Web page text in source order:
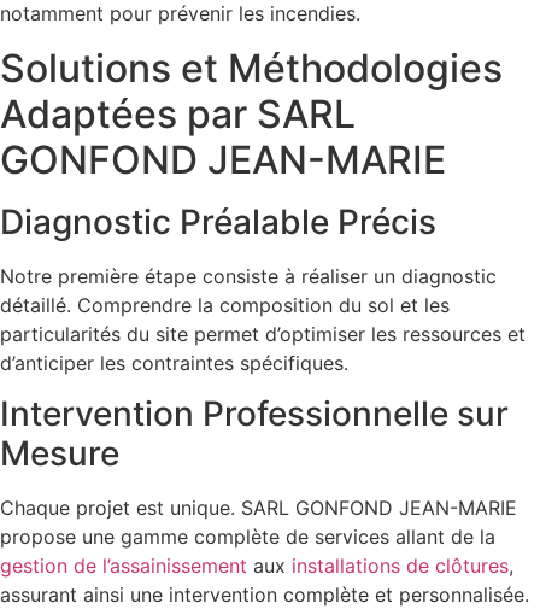
notamment pour prévenir les incendies.
Solutions et Méthodologies
Adaptées par SARL
GONFOND JEAN-MARIE
Diagnostic Préalable Précis
Notre première étape consiste à réaliser un diagnostic
détaillé. Comprendre la composition du sol et les
particularités du site permet d’optimiser les ressources et
d’anticiper les contraintes spécifiques.
Intervention Professionnelle sur
Mesure
Chaque projet est unique. SARL GONFOND JEAN-MARIE
propose une gamme complète de services allant de la
gestion de l’assainissement aux installations de clôtures,
assurant ainsi une intervention complète et personnalisée.